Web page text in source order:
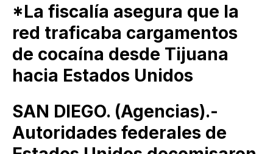
*La fiscalía asegura que la
red traficaba cargamentos
de cocaína desde Tijuana
hacia Estados Unidos
SAN DIEGO. (Agencias).-
Autoridades federales de